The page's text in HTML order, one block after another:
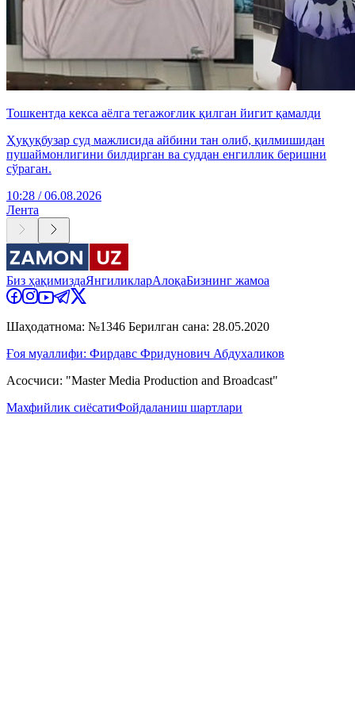
Тошкентда кекса аёлга тегажоғлик қилган йигит қамалди
Ҳуқуқбузар суд мажлисида айбини тан олиб, қилмишидан
пушаймонлигини билдирган ва суддан енгиллик беришни
сўраган.
10:28 / 06.08.2026
Лента
Биз ҳақимиздаЯнгиликларАлоқаБизнинг жамоа
Шаҳодатнома: №1346 Берилган сана: 28.05.2020
Ғоя муаллифи: Фирдавс Фридунович Абдухаликов
Асосчиси: "Master Media Production and Broadcast"
Махфийлик сиёсатиФойдаланиш шартлари